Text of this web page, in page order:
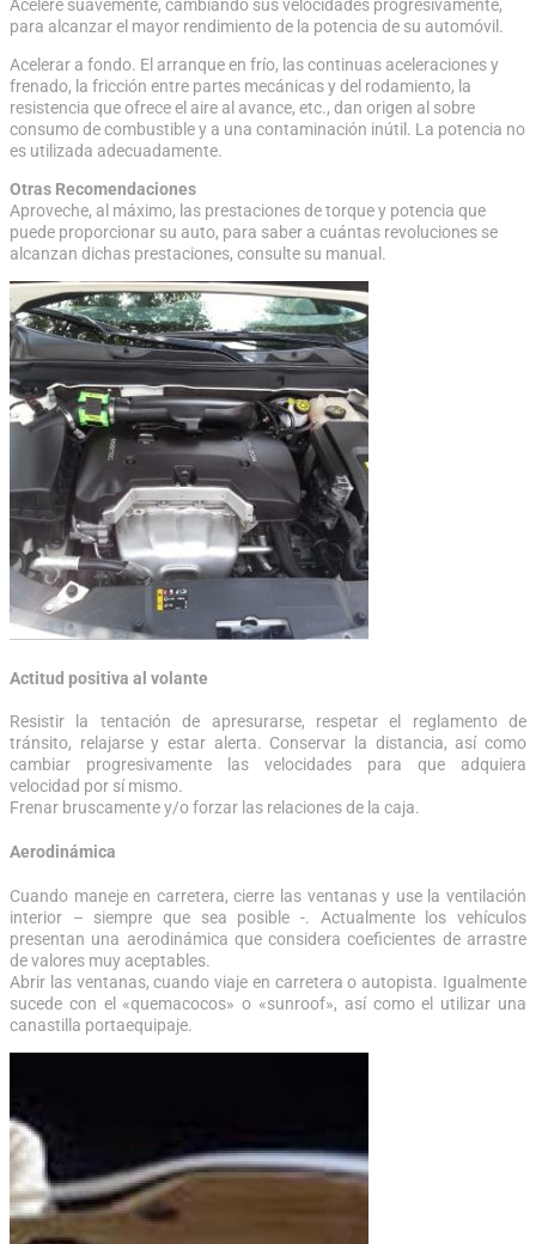
Acelere suavemente, cambiando sus velocidades progresivamente,
para alcanzar el mayor rendimiento de la potencia de su automóvil.
Acelerar a fondo. El arranque en frío, las continuas aceleraciones y
frenado, la fricción entre partes mecánicas y del rodamiento, la
resistencia que ofrece el aire al avance, etc., dan origen al sobre
consumo de combustible y a una contaminación inútil. La potencia no
es utilizada adecuadamente.
Otras Recomendaciones
Aproveche, al máximo, las prestaciones de torque y potencia que
puede proporcionar su auto, para saber a cuántas revoluciones se
alcanzan dichas prestaciones, consulte su manual.
Actitud positiva al volante
Resistir la tentación de apresurarse, respetar el reglamento de
tránsito, relajarse y estar alerta. Conservar la distancia, así como
cambiar progresivamente las velocidades para que adquiera
velocidad por sí mismo.
Frenar bruscamente y/o forzar las relaciones de la caja.
Aerodinámica
Cuando maneje en carretera, cierre las ventanas y use la ventilación
interior – siempre que sea posible -. Actualmente los vehículos
presentan una aerodinámica que considera coeficientes de arrastre
de valores muy aceptables.
Abrir las ventanas, cuando viaje en carretera o autopista. Igualmente
sucede con el «quemacocos» o «sunroof», así como el utilizar una
canastilla portaequipaje.